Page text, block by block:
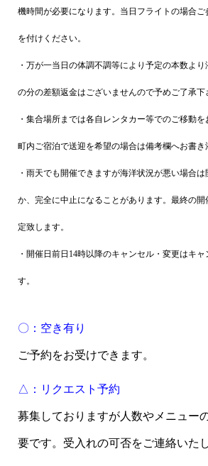
機時間が必要になります。当日フライトの場合
を付けください。
・万が一当日の体調不調等により予定の本数よ
の分の差額返金はございませんので予めご了承下
・集合場所までは各自レンタカー等でのご移動
町内ご宿泊で送迎を希望の場合は備考欄へお書き
・雨天でも開催できますが海洋状況が悪い場合
か、完全に中止になることがあります。最終の
定致します。
・開催日前日14時以降のキャンセル・変更はキ
す。
〇：空き有り
ご予約をお受けできます。
△：リクエスト予約
募集しておりますが人数やメニュー
要です。受入れの可否をご連絡いた